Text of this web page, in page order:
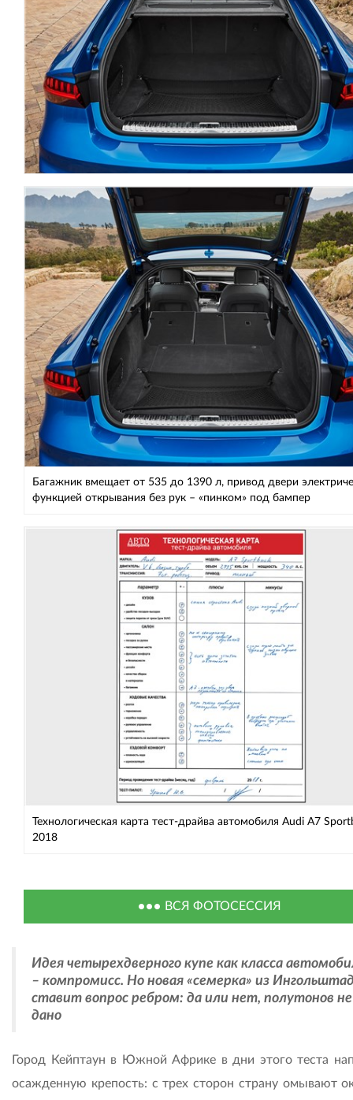
Багажник вмещает от 535 до 1390 л, привод двери
функцией открывания без рук – «пинком» под бампер
Технологическая карта тест-драйва автомобиля Audi A7
2018
ВСЯ ФОТОСЕССИЯ
Идея четырехдверного купе как класса
– компромисс. Но новая «семерка» из
ставит вопрос ребром: да или нет, полутонов не
дано
Город Кейптаун в Южной Африке в дни этого теста
осажденную крепость: с трех сторон страну омывают